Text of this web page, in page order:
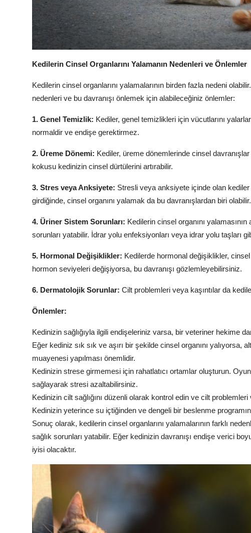
Kedilerin Cinsel Organlarını Yalamanın Nedenleri ve Önlemler
Kedilerin cinsel organlarını yalamalarının birden fazla nedeni
nedenleri ve bu davranışı önlemek için alabileceğiniz önlemler:
1. Genel Temizlik: Kediler, genel temizlikleri için vücutlarını
normaldir ve endişe gerektirmez.
2. Üreme Dönemi: Kediler, üreme dönemlerinde cinsel
kokusu kedinizin cinsel dürtülerini artırabilir.
3. Stres veya Anksiyete: Stresli veya anksiyete içinde olan
girdiğinde, cinsel organını yalamak da bu davranışlardan biri olabilir.
4. Üriner Sistem Sorunları: Kedilerin cinsel organını
sorunları yatabilir. İdrar yolu enfeksiyonları veya idrar yolu taşları
5. Hormonal Değişiklikler: Kedilerde hormonal değişiklikler, cinsel
hormon seviyeleri değişiyorsa, bu davranışı gözlemleyebilirsiniz.
6. Dermatolojik Sorunlar: Cilt problemleri veya kaşıntılar da
Önlemler:
Kedinizin sağlığıyla ilgili endişeleriniz varsa, bir veteriner hekime
Eğer kediniz sık sık ve aşırı bir şekilde cinsel organını yalıyorsa,
muayenesi yapılması önemlidir.
Kedinizin strese girmemesi için rahatlatıcı ortamlar oluşturun.
sağlayarak stresi azaltabilirsiniz.
Kedinizin cilt sağlığını düzenli olarak kontrol edin ve cilt
Kedinizin yeterince su içtiğinden ve dengeli bir beslenme
Sonuç olarak, kedilerin cinsel organlarını yalamalarının farklı
sağlık sorunları yatabilir. Eğer kedinizin davranışı endişe verici
iyisi olacaktır.